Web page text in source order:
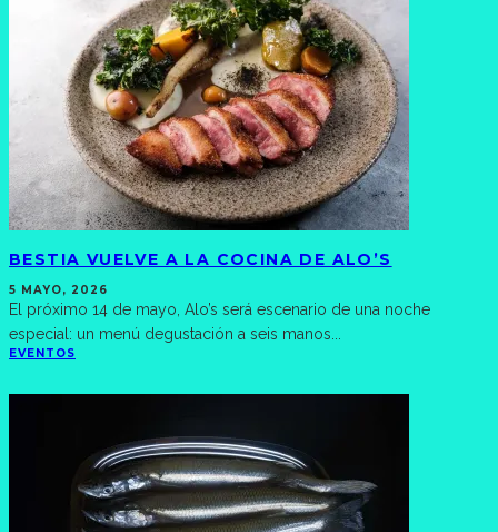
BESTIA VUELVE A LA COCINA DE ALO’S
5 MAYO, 2026
El próximo 14 de mayo, Alo’s será escenario de una noche
especial: un menú degustación a seis manos
EVENTOS